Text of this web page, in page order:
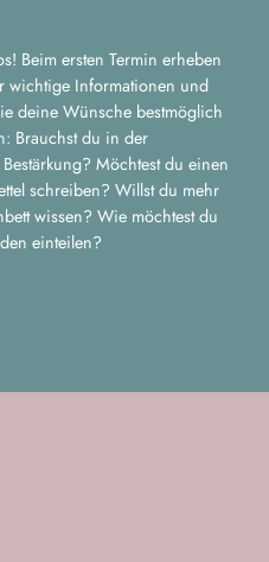
Beim ersten Termin erheben
wichtige Informationen und
deine Wünsche bestmöglich
Brauchst du in der
Möchtest du einen
schreiben? Willst du mehr
wissen? Wie möchtest du
einteilen?